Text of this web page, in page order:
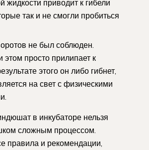
жидкости приводит к гибели
так и не смогли пробиться
не был соблюден.
просто прилипает к
этого он либо гибнет,
на свет с физическими
в инкубаторе нельзя
сложным процессом.
правила и рекомендации,